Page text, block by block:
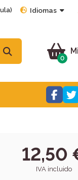
Idiomas
0
12,50
IVA incluido